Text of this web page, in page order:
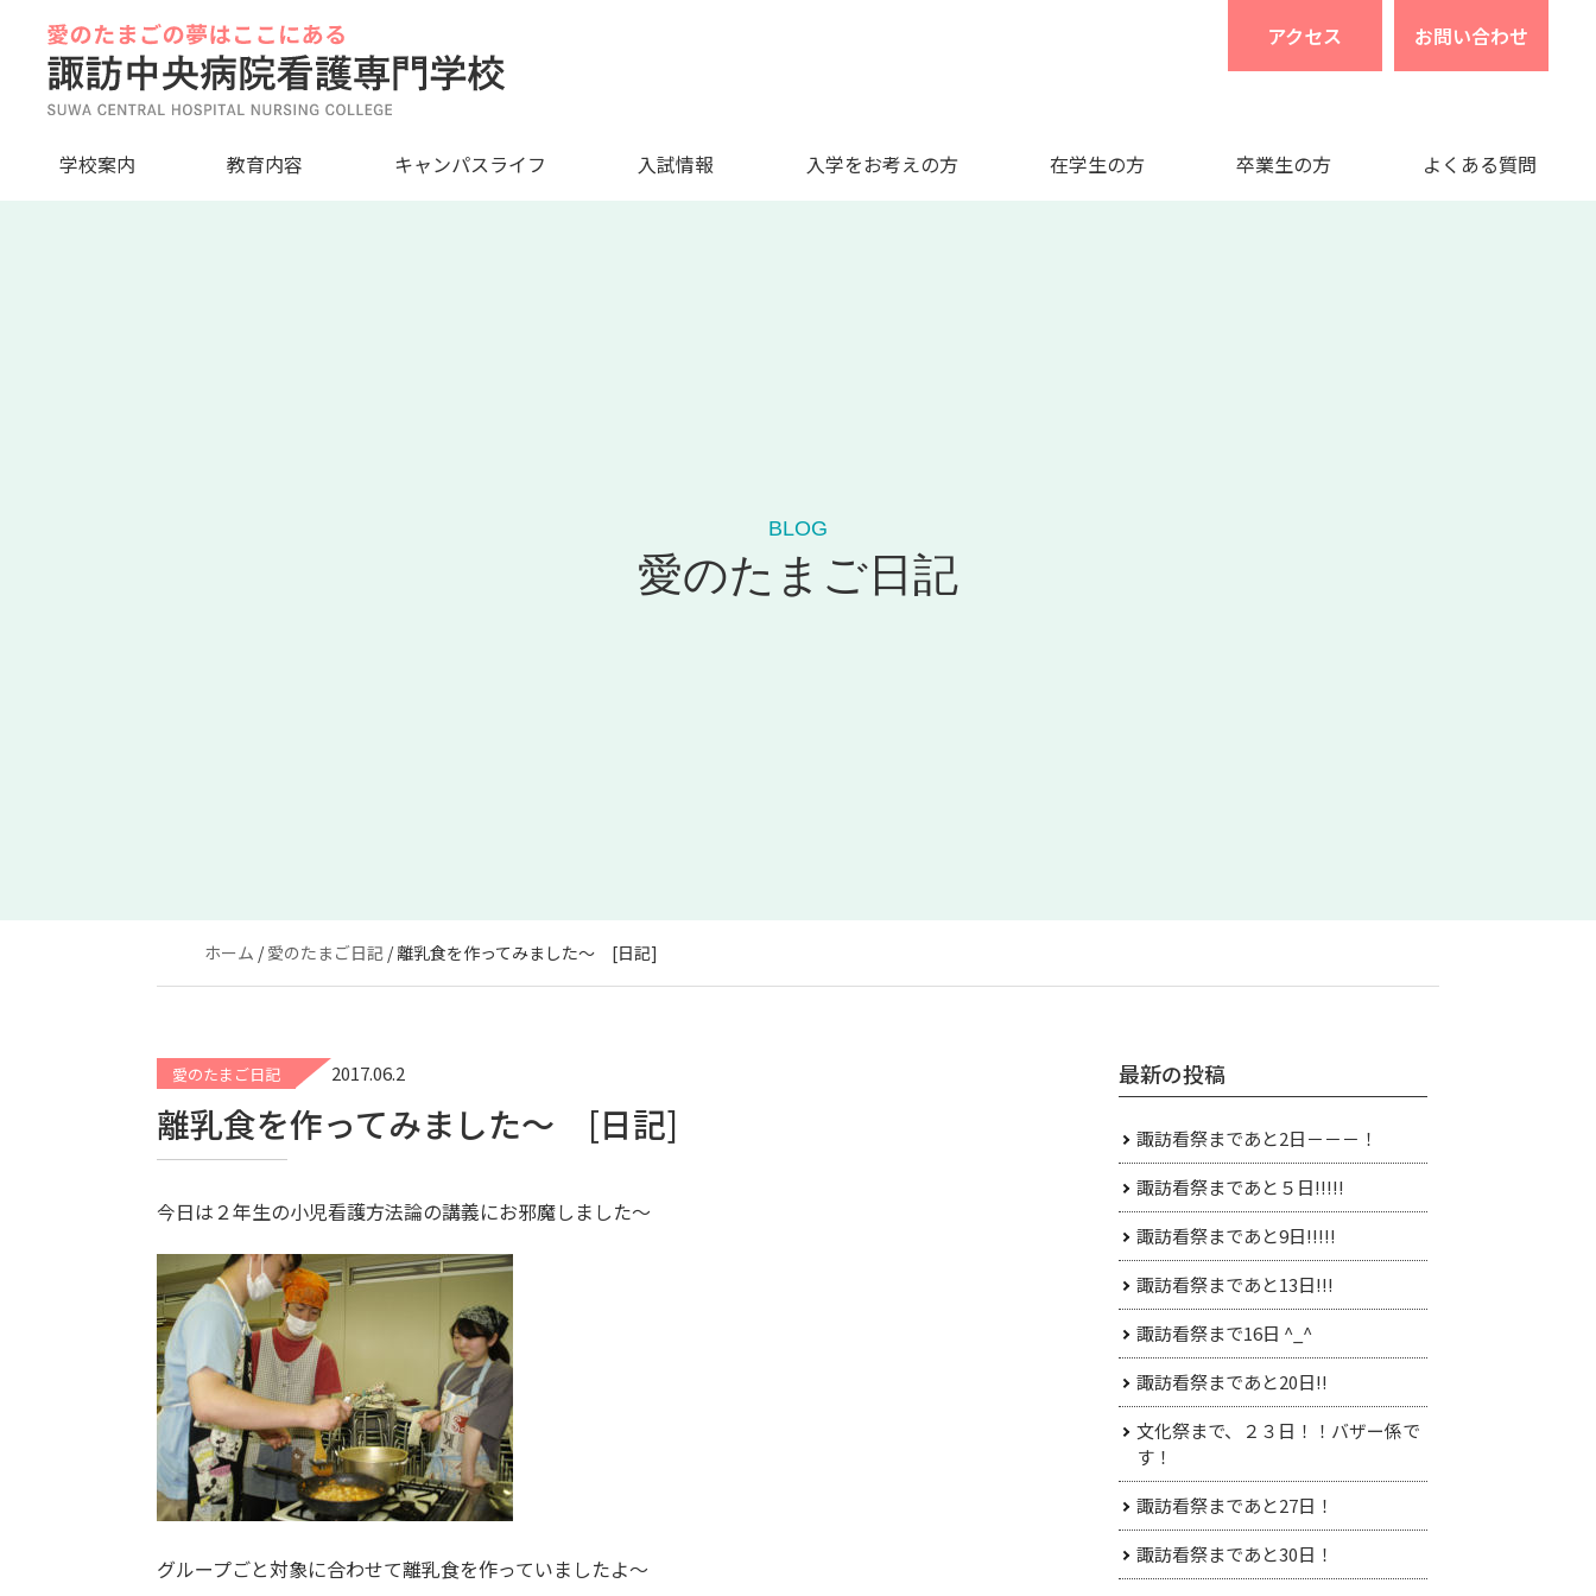
content
アクセス お問い合わせ
学校案内 教育内容 キャンパスライフ 入試情報 入学をお考えの方 在学生の方 卒業生の方 よくある質問
BLOG
愛のたまご日記
ホーム 愛のたまご日記 離乳食を作ってみました～ [日記]
愛のたまご日記 2017.06.2
離乳食を作ってみました～ [日記]
今日は２年生の小児看護方法論の講義にお邪魔しました～
グループごと対象に合わせて離乳食を作っていましたよ～
最新の投稿
諏訪看祭まであと2日－－－！
諏訪看祭まであと５日!!!!!
諏訪看祭まであと9日!!!!!
諏訪看祭まであと13日!!!
諏訪看祭まで16日 ^_^
諏訪看祭まであと20日!!
文化祭まで、２３日！！バザー係で
す！
諏訪看祭まであと27日！
諏訪看祭まであと30日！